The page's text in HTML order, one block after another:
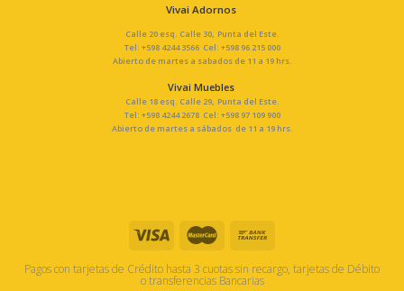
Vivai Adornos
Calle 20 esq. Calle 30, Punta del Este.
Tel: +598 4244 3566 Cel: +598 96 215 000
Abierto de martes a sabados de 11 a 19 hrs.
Vivai Muebles
Calle 18 esq. Calle 29, Punta del Este.
Tel: +598 4244 2678 Cel: +598 97 109 900
Abierto de martes a sábados de 11 a 19 hrs.
Pagos con tarjetas de Crédito hasta 3 cuotas sin recargo, tarjetas de Débito
o transferencias Bancarias